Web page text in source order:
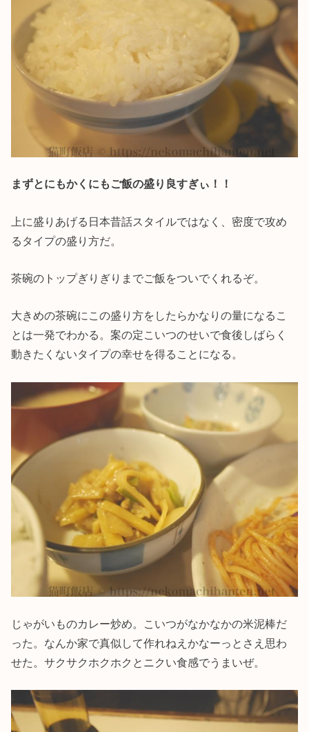
まずとにもかくにもご飯の盛り良すぎぃ！！
上に盛りあげる日本昔話スタイルではなく、密度で攻め
るタイプの盛り方だ。
茶碗のトップぎりぎりまでご飯をついでくれるぞ。
大きめの茶碗にこの盛り方をしたらかなりの量になるこ
とは一発でわかる。案の定こいつのせいで食後しばらく
動きたくないタイプの幸せを得ることになる。
じゃがいものカレー炒め。こいつがなかなかの米泥棒だ
った。なんか家で真似して作れねえかなーっとさえ思わ
せた。サクサクホクホクとニクい食感でうまいぜ。